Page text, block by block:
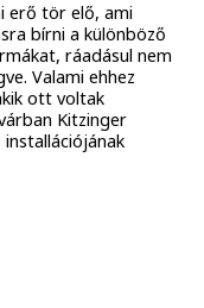
erő tör elő, ami
bírni a különböző
ráadásul nem
Valami ehhez
ott voltak
Kitzinger